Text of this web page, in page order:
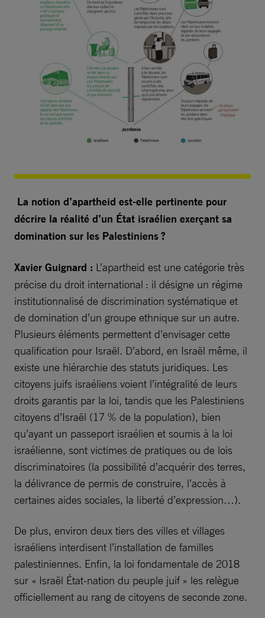
La notion d’apartheid est-elle pertinente pour
décrire la réalité d’un État israélien exerçant sa
domination sur les Palestiniens ?
Xavier Guignard : L’apartheid est une catégorie très
précise du droit international : il désigne un régime
institutionnalisé de discrimination systématique et
de domination d’un groupe ethnique sur un autre.
Plusieurs éléments permettent d’envisager cette
qualification pour Israël. D’abord, en Israël même, il
existe une hiérarchie des statuts juridiques. Les
citoyens juifs israéliens voient l’intégralité de leurs
droits garantis par la loi, tandis que les Palestiniens
citoyens d’Israël (17 % de la population), bien
qu’ayant un passeport israélien et soumis à la loi
israélienne, sont victimes de pratiques ou de lois
discriminatoires (la possibilité d’acquérir des terres,
la délivrance de permis de construire, l’accès à
certaines aides sociales, la liberté d’expression…).
De plus, environ deux tiers des villes et villages
israéliens interdisent l’installation de familles
palestiniennes. Enfin, la loi fondamentale de 2018
sur « Israël État-nation du peuple juif » les relègue
officiellement au rang de citoyens de seconde zone.